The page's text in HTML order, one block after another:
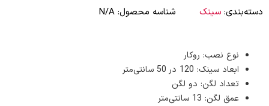
دسته‌بندی: سینک شناسه محصول: N/A
نوع نصب: روکار
ابعاد سینک: 120 در 50 سانتی‌متر
تعداد لگن: دو لگن
عمق لگن: 13 سانتی‌متر